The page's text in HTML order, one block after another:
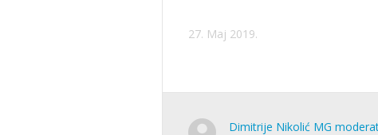
27. Maj 2019.
Dimitrije Nikolić MG